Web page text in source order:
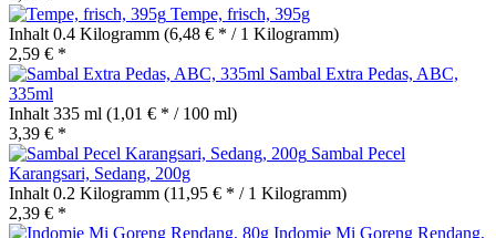
Tempe, frisch, 395g
Inhalt 0.4 Kilogramm (6,48 € * / 1 Kilogramm)
2,59 € *
Sambal Extra Pedas, ABC,
335ml
Inhalt 335 ml (1,01 € * / 100 ml)
3,39 € *
Sambal Pecel
Karangsari, Sedang, 200g
Inhalt 0.2 Kilogramm (11,95 € * / 1 Kilogramm)
2,39 € *
Indomie Mi Goreng Rendang,